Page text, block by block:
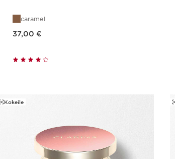
caramel
37,00 €
Kokeile